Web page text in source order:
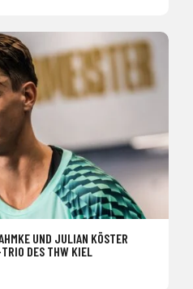
UND JULIAN KÖSTER
DES THW KIEL